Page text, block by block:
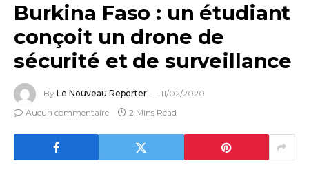
Burkina Faso : un étudiant
conçoit un drone de
sécurité et de surveillance
By Le Nouveau Reporter
11/02/2020
Aucun commentaire
2 Mins Read